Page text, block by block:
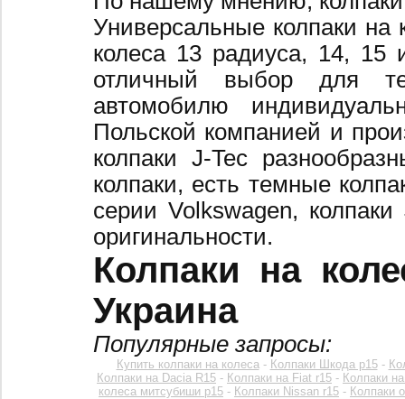
Универсальные колпаки
колеса 13 радиуса, 14,
отличный выбор для
автомобилю
Польской компанией и
колпаки J-Tec
колпаки, есть темные
серии Volkswagen,
оригинальности.
Колпаки на
Украина
Популярные запросы:
Купить колпаки на колеса- Колпаки Шкода р15-
Колпаки на Dacia R15 - Колпаки на Fiat r15 - Колпаки
колеса митсубиши р15 - Колпаки Nissan r15 - Колпаки